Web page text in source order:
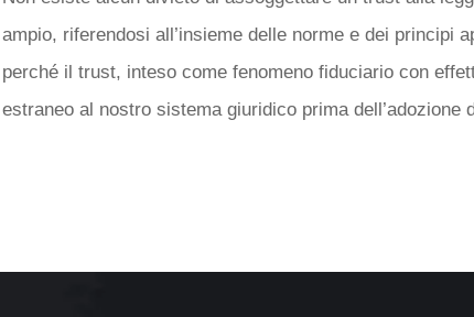
ampio, riferendosi all’insieme delle norme e dei principi
perché il trust, inteso come fenomeno fiduciario con
estraneo al nostro sistema giuridico prima dell’adozione